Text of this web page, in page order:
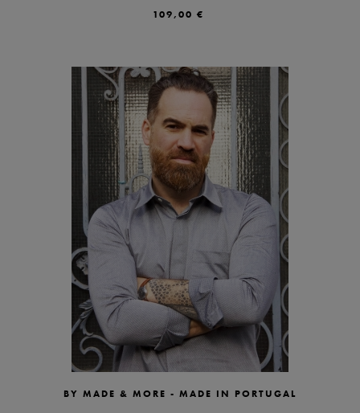
109,00 €
S M L XL
BY MADE & MORE - MADE IN PORTUGAL